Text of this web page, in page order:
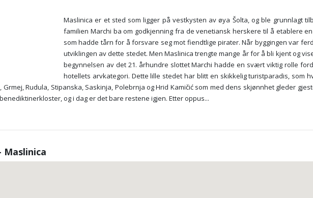
Maslinica er et sted som ligger på vestkysten av øya Šolta, og ble grunnlagt
familien Marchi ba om godkjenning fra de venetiansk herskere til å etablere
som hadde tårn for å forsvare seg mot fiendtlige pirater. Når byggingen var
utviklingen av dette stedet. Men Maslinica trengte mange år for å bli kjent og
begynnelsen av det 21. århundre slottet Marchi hadde en svært viktig rolle
hotellets arvkategori. Dette lille stedet har blitt en skikkelig turistparadis, som
Rudula, Stipanska, Saskinja, Polebrnja og Hrid Kamičić som med dens skjønnhet gleder
og i dag er det bare restene igjen. Etter oppus...